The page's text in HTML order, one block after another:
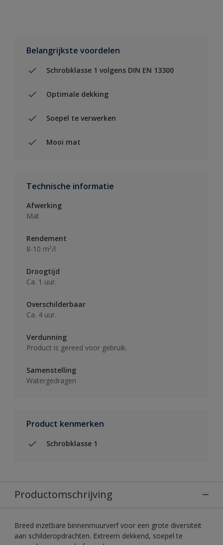
Belangrijkste voordelen
Schrobklasse 1 volgens DIN EN 13300
Optimale dekking
Soepel te verwerken
Mooi mat
Technische informatie
Afwerking
Mat
Rendement
8-10 m²/l
Droogtijd
Ca. 1 uur.
Overschilderbaar
Ca. 4 uur.
Verdunning
Product is gereed voor gebruik.
Samenstelling
Watergedragen
Product kenmerken
Schrobklasse 1
Productomschrijving
Breed inzetbare binnenmuurverf voor een grote diversiteit
aan schilderopdrachten. Extreem dekkend, soepel te